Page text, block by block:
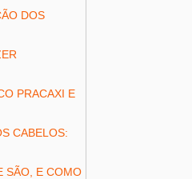
DOS
PRACAXI E
CABELOS:
SÃO, E COMO